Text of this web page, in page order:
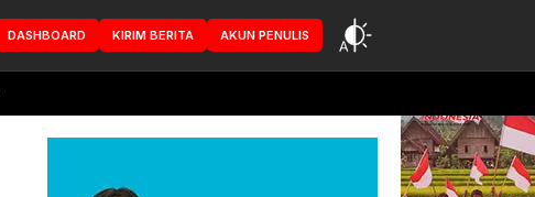
DASHBOARD KIRIM BERITA AKUN PENULIS